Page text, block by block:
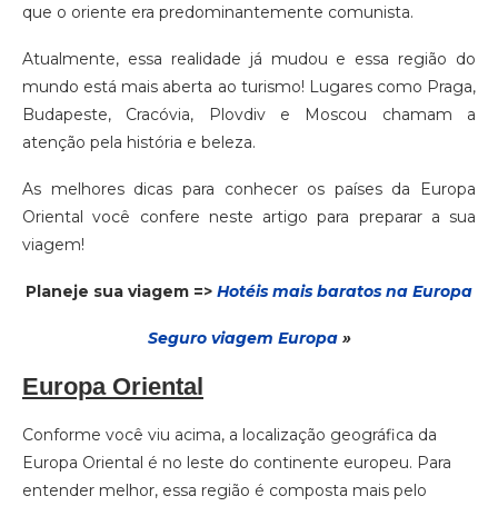
que o oriente era predominantemente comunista.
Atualmente, essa realidade já mudou e essa região do
mundo está mais aberta ao turismo! Lugares como Praga,
Budapeste, Cracóvia, Plovdiv e Moscou chamam a
atenção pela história e beleza.
As melhores dicas para conhecer os países da Europa
Oriental você confere neste artigo para preparar a sua
viagem!
Planeje sua viagem => Hotéis mais baratos na Europa
Seguro viagem Europa »
Europa Oriental
Conforme você viu acima, a localização geográfica da
Europa Oriental é no leste do continente europeu. Para
entender melhor, essa região é composta mais pelo